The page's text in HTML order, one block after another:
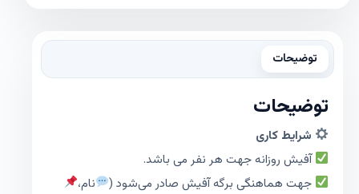
توضیحات
توضیحات
شرایط کاری
آفیش روزانه جهت هر نفر می باشد.
جهت هماهنگی برگه آفیش صادر می‌شود (
نام،